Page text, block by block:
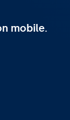
mobile.